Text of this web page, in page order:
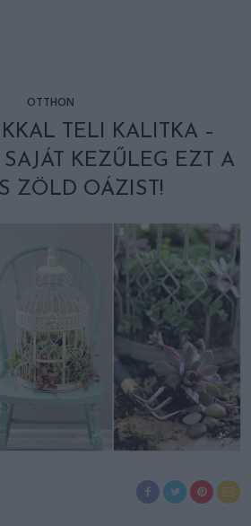
OTTHON
TELI KALITKA –
KEZŰLEG EZT A
ZÖLD OÁZIST!